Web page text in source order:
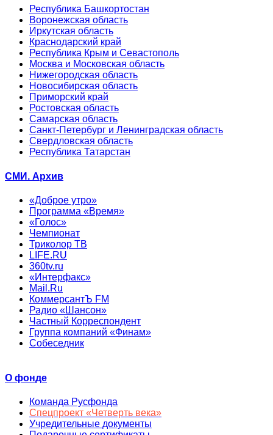
Республика Башкортостан
Воронежская область
Иркутская область
Краснодарский край
Республика Крым и Севастополь
Москва и Московская область
Нижегородская область
Новосибирская область
Приморский край
Ростовская область
Самарская область
Санкт-Петербург и Ленинградская область
Свердловская область
Республика Татарстан
СМИ. Архив
«Доброе утро»
Программа «Время»
«Голос»
Чемпионат
Триколор ТВ
LIFE.RU
360tv.ru
«Интерфакс»
Mail.Ru
КоммерсантЪ FM
Радио «Шансон»
Частный Корреспондент
Группа компаний «Финам»
Собеседник
О фонде
Команда Русфонда
Спецпроект «Четверть века»
Учредительные документы